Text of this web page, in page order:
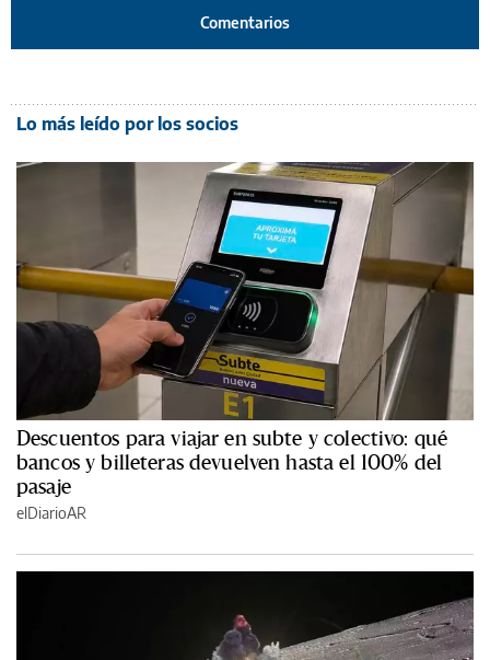
Comentarios
Lo más leído por los socios
Descuentos para viajar en subte y colectivo: qué
bancos y billeteras devuelven hasta el 100% del
pasaje
elDiarioAR